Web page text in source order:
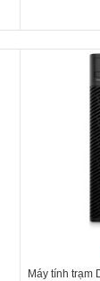
Máy tính trạm